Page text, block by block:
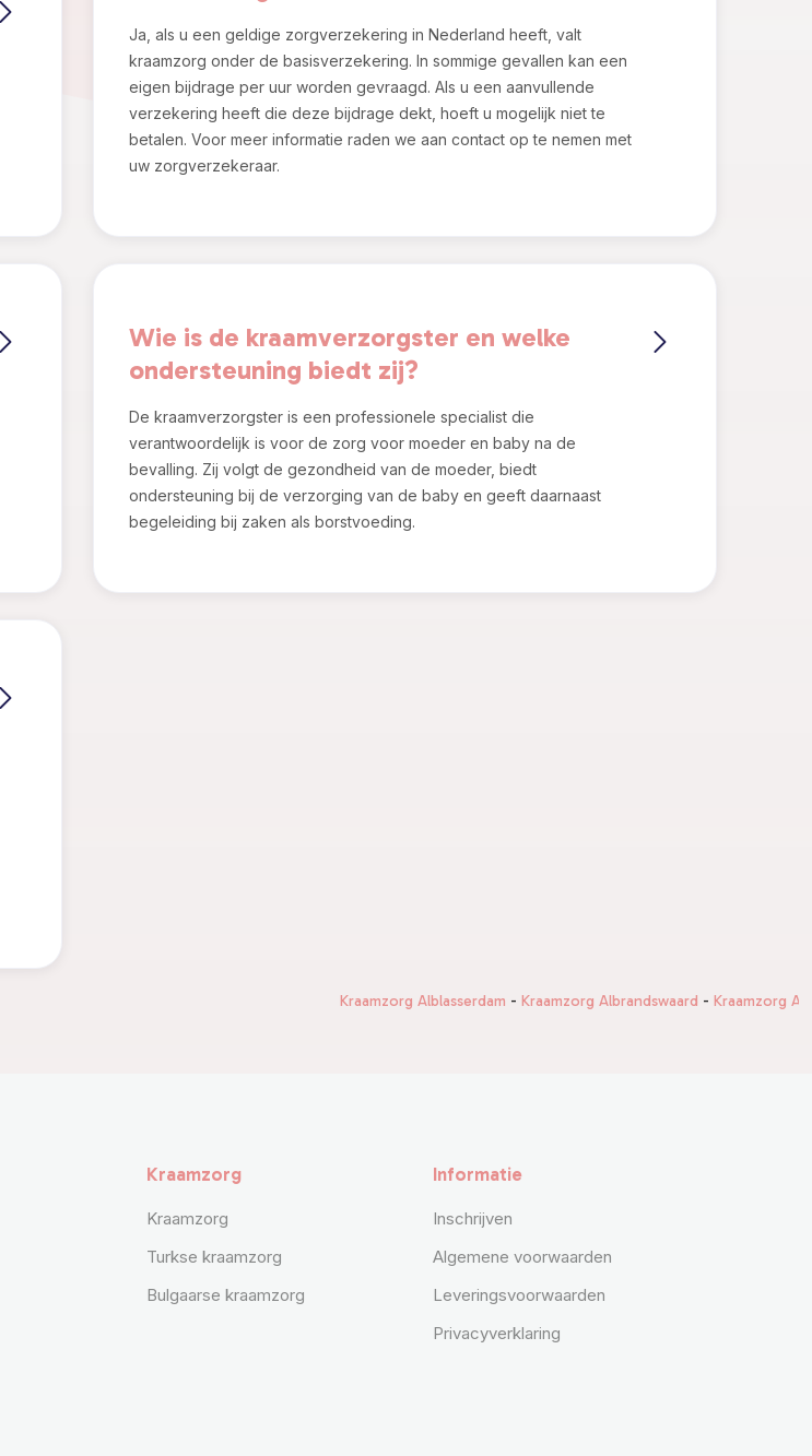
Ja, als u een geldige zorgverzekering in Nederland heeft, valt
kraamzorg onder de basisverzekering. In sommige gevallen kan een
eigen bijdrage per uur worden gevraagd. Als u een aanvullende
verzekering heeft die deze bijdrage dekt, hoeft u mogelijk niet te
betalen. Voor meer informatie raden we aan contact op te nemen met
uw zorgverzekeraar.
Wie is de kraamverzorgster en welke
ondersteuning biedt zij?
De kraamverzorgster is een professionele specialist die
verantwoordelijk is voor de zorg voor moeder en baby na de
bevalling. Zij volgt de gezondheid van de moeder, biedt
ondersteuning bij de verzorging van de baby en geeft daarnaast
begeleiding bij zaken als borstvoeding.
Kraamzorg Alblasserdam-Kraamzorg Albrandswaard-Kraamzorg Alphen aan
Kraamzorg
Kraamzorg
Turkse kraamzorg
Bulgaarse kraamzorg
Informatie
Inschrijven
Algemene voorwaarden
Leveringsvoorwaarden
Privacyverklaring